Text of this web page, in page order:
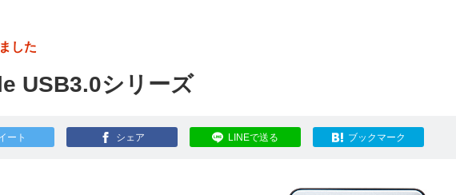
した
USB3.0シリーズ
ート シェア LINEで送る ブックマーク